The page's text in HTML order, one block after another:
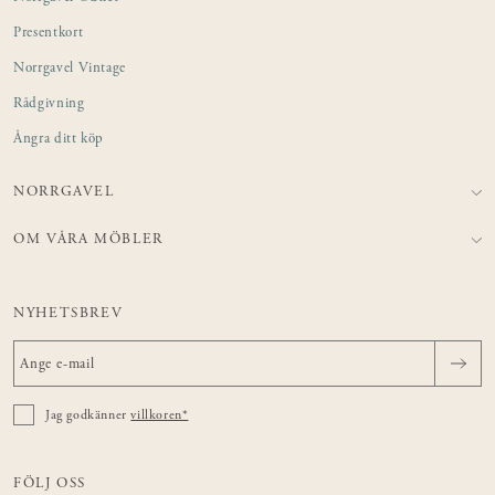
Presentkort
Norrgavel Vintage
Rådgivning
Ångra ditt köp
NORRGAVEL
OM VÅRA MÖBLER
NYHETSBREV
Jag godkännervillkoren*
FÖLJ OSS